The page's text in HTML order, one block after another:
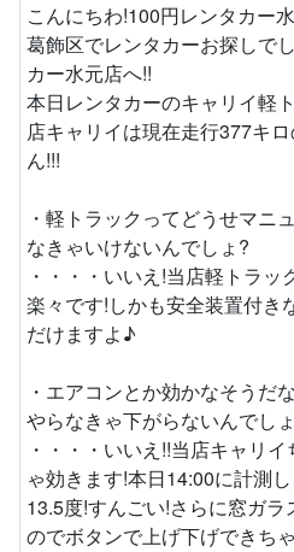
こんにちわ!100円レンタカー
葛飾区でレンタカーお探しで
カー水元店へ!!
本日レンタカーのキャリイ軽
店キャリイは現在走行377キ
ん!!!
・軽トラックってどうせマニ
なきゃいけないんでしょ?
・・・・いいえ!当店軽トラ
楽々です!しかも安全装置付き
だけますよ♪
・エアコンとか効かなそうだ
やらなきゃ下がらないんでし
・・・・いいえ!!当店キャリ
ゃ効きます!本日14:00に計測
13.5度!すんごい!さらに窓ガ
のでボタンで上げ下げできち